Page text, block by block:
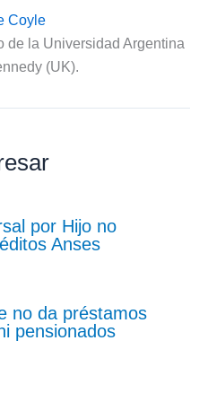
Coyle
de la Universidad Argentina
(UK).
por Hijo no
Anses
no da préstamos
pensionados